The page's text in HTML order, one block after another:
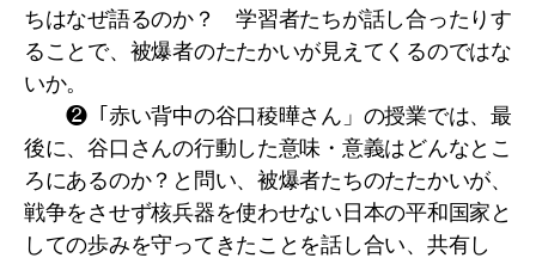
ちはなぜ語るのか？ 学習者たちが話し合ったりす
ることで、被爆者のたたかいが見えてくるのではな
いか。
❷「赤い背中の谷口稜曄さん」の授業では、最
後に、谷口さんの行動した意味・意義はどんなとこ
ろにあるのか？と問い、被爆者たちのたたかいが、
戦争をさせず核兵器を使わせない日本の平和国家と
しての歩みを守ってきたことを話し合い、共有し